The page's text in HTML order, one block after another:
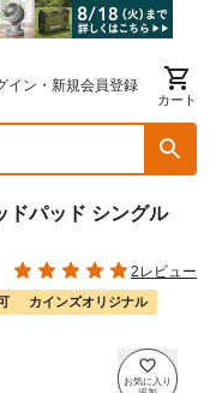
イン・新規会員登録
カート
ドパッド シングル
2レビュー
カインズオリジナル